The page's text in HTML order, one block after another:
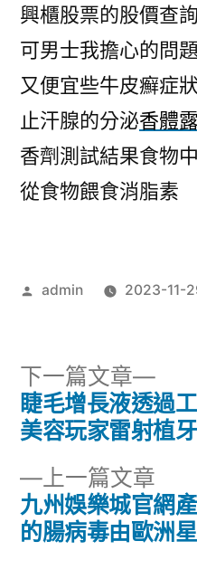
興櫃股票的股價查
可男士我擔心的問
又便宜些牛皮癬症
止汗腺的分泌香體
香劑測試結果食物
從食物餵食消脂素
作
admin 2023-11-
文
導
覽
上一篇文章
一
篇
九州娛樂城官網
的腸病毒由歐洲
下一篇文章
下
一
篇
睫毛增長液透過
美容玩家雷射植牙